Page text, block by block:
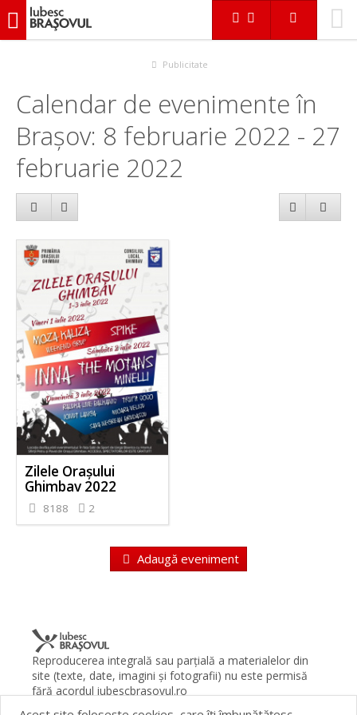
iubescbraşovul.ro
Publicitate
Calendar de evenimente în
Brașov: 8 februarie 2022 - 27
februarie 2022
Zilele Orașului
Ghimbav 2022
8188 2
Adaugă eveniment
Reproducerea integrală sau parţială a materialelor din
site (texte, date, imagini şi fotografii) nu este permisă
fără acordul iubescbrasovul.ro